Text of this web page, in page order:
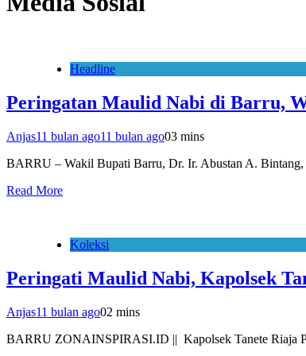
Headline
Peringatan Maulid Nabi di Barru,
Anjas11 bulan ago11 bulan ago03 mins
BARRU – Wakil Bupati Barru, Dr. Ir. Abustan A.
Read More
Koleksi
Peringati Maulid Nabi, Kapolsek
Anjas11 bulan ago02 mins
BARRU ZONAINSPIRASI.ID || Kapolsek Tanete Riaja